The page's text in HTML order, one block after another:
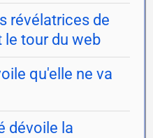
révélatrices de
le tour du web
qu'elle ne va
dévoile la